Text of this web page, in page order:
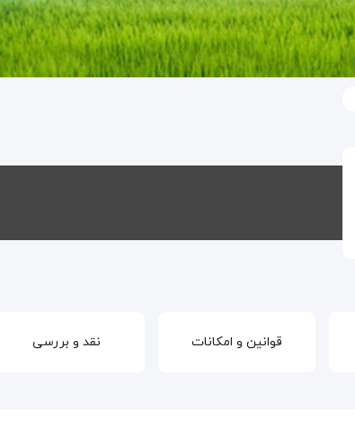
قوانین و امکانات نقد و بررسی